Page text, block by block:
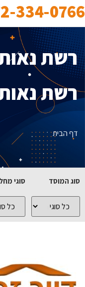
334-0766
רשת
רשת
דף הבית
סוג המוסד
כל
סוגי
המוסדות
סוגי
כל
סוגי